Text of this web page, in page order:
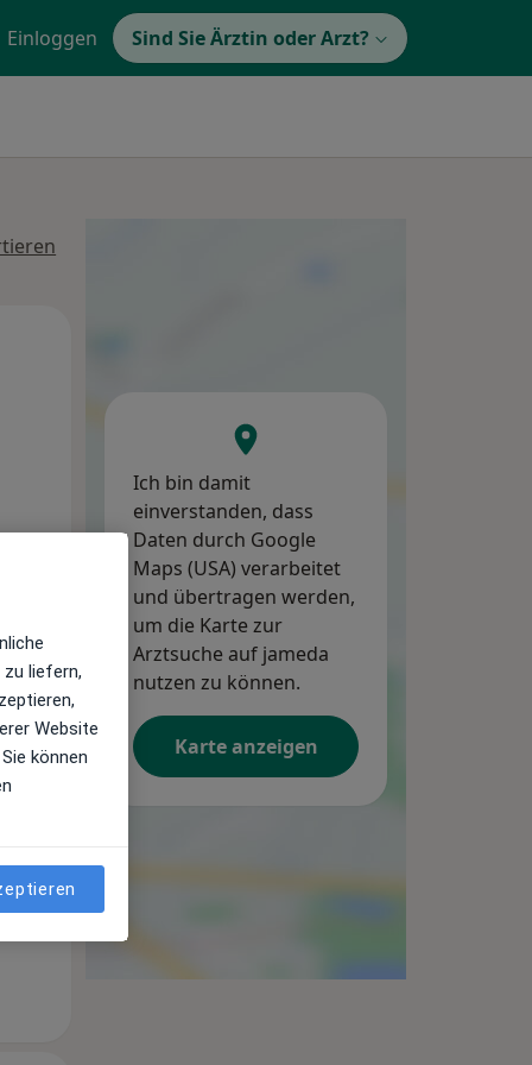
Einloggen Sind Sie Ärztin oder Arzt?
Mo,
10 Aug 11 Aug 12 Aug
Ich bin damit
einverstanden, dass
Daten durch Google
Maps (USA) verarbeitet
und übertragen werden,
um die Karte zur
Arztsuche auf jameda
nutzen zu können.
Karte anzeigen
liefern,
Website
können